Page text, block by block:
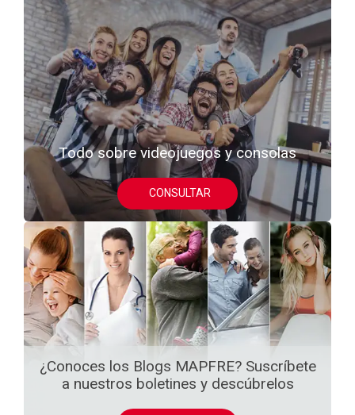
Todo sobre videojuegos y consolas
CONSULTAR
¿Conoces los Blogs MAPFRE? Suscríbete
a nuestros boletines y descúbrelos